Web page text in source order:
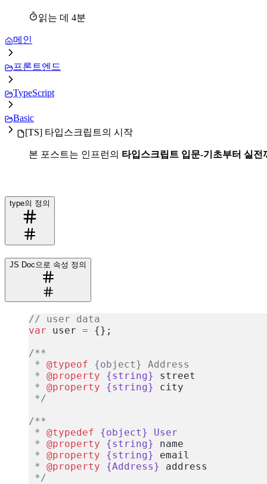
읽는 데 4분
메인
프론트엔드
TypeScript
Basic
[TS] 타입스크립트의 시작
본 포스트는 인프런의 타입스크립트 입문-기초부터 실전
type의 정의
JS Doc으로 속성 정의
// user data
var user = {};
/**
* @typeof {object} Address
* @property {string}
street
* @property {string}
city
*/
/**
* @typedef {object}
User
* @property {string}
name
* @property {string}
email
* @property {Address}
address
*/